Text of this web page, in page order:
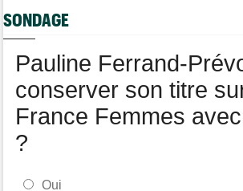
Paul Magnier seulement 14e de la 3e étape...
Julius Johansen remporte le prologue, doublé
Emirates
SONDAGE
Pauline Ferrand-
conserver son titre
France Femmes
?
Oui